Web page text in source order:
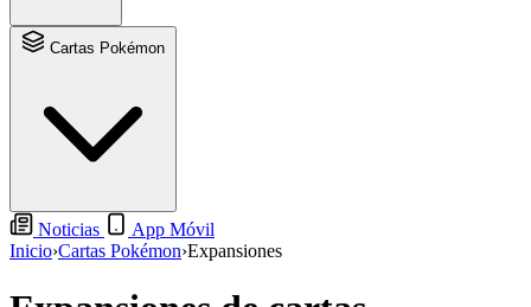
Noticias
App Móvil
Inicio›Cartas Pokémon›Expansiones